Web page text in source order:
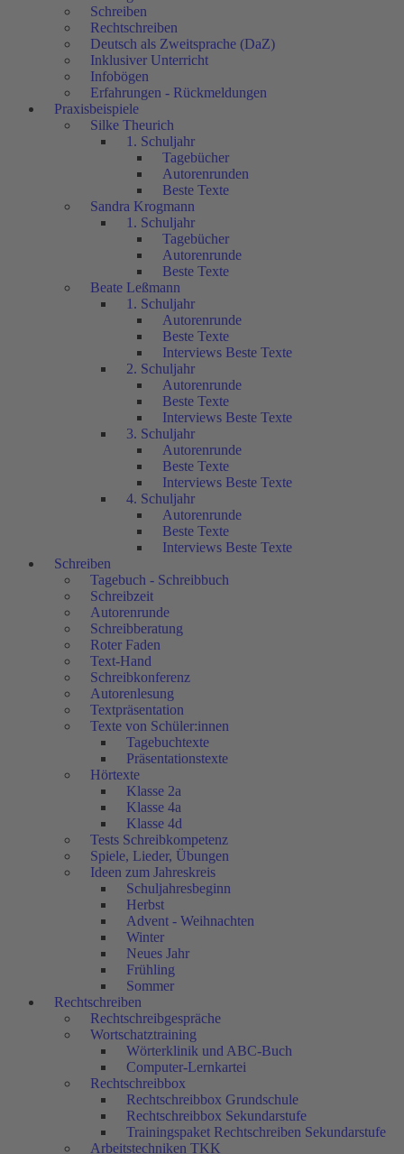
Schreiben
Rechtschreiben
Deutsch als Zweitsprache (DaZ)
Inklusiver Unterricht
Infobögen
Erfahrungen - Rückmeldungen
Praxisbeispiele
Silke Theurich
1. Schuljahr
Tagebücher
Autorenrunden
Beste Texte
Sandra Krogmann
1. Schuljahr
Tagebücher
Autorenrunde
Beste Texte
Beate Leßmann
1. Schuljahr
Autorenrunde
Beste Texte
Interviews Beste Texte
2. Schuljahr
Autorenrunde
Beste Texte
Interviews Beste Texte
3. Schuljahr
Autorenrunde
Beste Texte
Interviews Beste Texte
4. Schuljahr
Autorenrunde
Beste Texte
Interviews Beste Texte
Schreiben
Tagebuch - Schreibbuch
Schreibzeit
Autorenrunde
Schreibberatung
Roter Faden
Text-Hand
Schreibkonferenz
Autorenlesung
Textpräsentation
Texte von Schüler:innen
Tagebuchtexte
Präsentationstexte
Hörtexte
Klasse 2a
Klasse 4a
Klasse 4d
Tests Schreibkompetenz
Spiele, Lieder, Übungen
Ideen zum Jahreskreis
Schuljahresbeginn
Herbst
Advent - Weihnachten
Winter
Neues Jahr
Frühling
Sommer
Rechtschreiben
Rechtschreibgespräche
Wortschatztraining
Wörterklinik und ABC-Buch
Computer-Lernkartei
Rechtschreibbox
Rechtschreibbox Grundschule
Rechtschreibbox Sekundarstufe
Trainingspaket Rechtschreiben Sekundarstufe
Arbeitstechniken TKK